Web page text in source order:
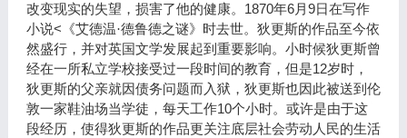
改变现实的失望，损害了他的健康。 1870年6月 9日在写作
小说< 《艾德温·德鲁德之谜》
时去世。狄更斯的作品至今依
然盛行，并对英国文学发展起到重要影响。 小时候狄更斯曾
经在一所私立学校接受过一段时间的教育，但是12岁时，
狄更斯的父亲就因债务问题而入狱，狄更斯也因此被送到伦
敦一家鞋油场当学徒，每天工作10个小时。或许是由于这
段经历，使得狄更斯的作品更关注底层社会劳动人民的生活